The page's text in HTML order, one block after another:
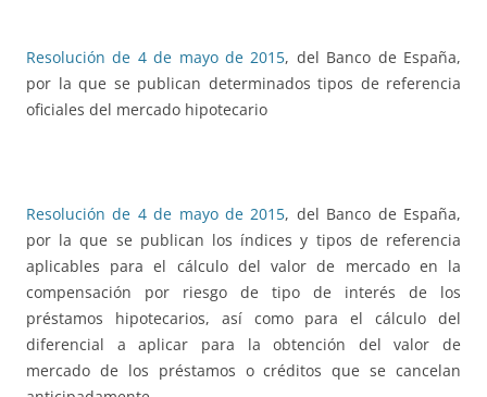
Resolución de 4 de mayo de 2015, del Banco de España,
por la que se publican determinados tipos de referencia
oficiales del mercado hipotecario
Resolución de 4 de mayo de 2015, del Banco de España,
por la que se publican los índices y tipos de referencia
aplicables para el cálculo del valor de mercado en la
compensación por riesgo de tipo de interés de los
préstamos hipotecarios, así como para el cálculo del
diferencial a aplicar para la obtención del valor de
mercado de los préstamos o créditos que se cancelan